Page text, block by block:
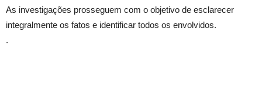
As investigações prosseguem com o objetivo de esclarecer
integralmente os fatos e identificar todos os envolvidos.
.